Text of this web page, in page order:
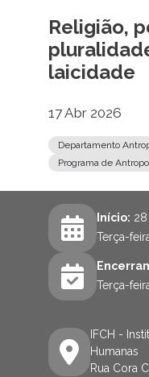
Religião,
laicidade
17 Abr 2026
Departamento
Programa de
Início:
Terça-
Terça-
IFCH -
Humanas
Rua Cora